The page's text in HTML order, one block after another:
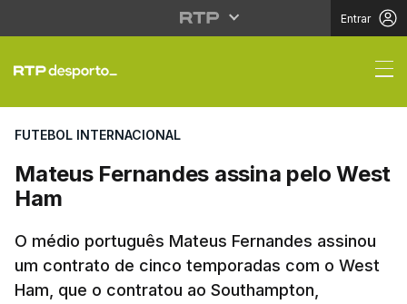
Entrar
Mateus Fernandes
FUTEBOL INTERNACIONAL
Mateus Fernandes assina pelo West
Ham
O médio português Mateus Fernandes assinou
um contrato de cinco temporadas com o West
Ham, que o contratou ao Southampton,